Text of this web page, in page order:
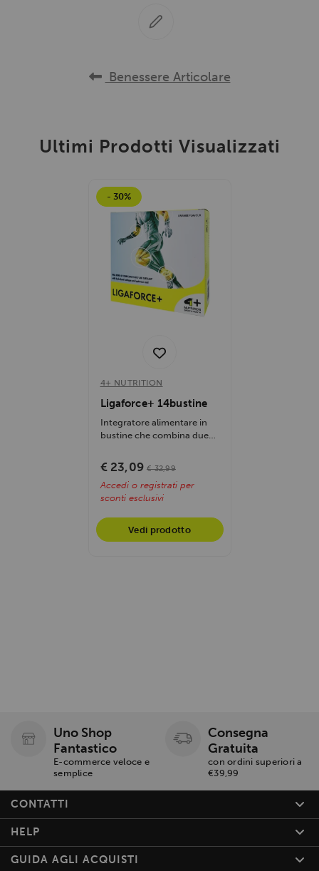
Benessere Articolare
Ultimi Prodotti Visualizzati
- 30%
4+ NUTRITION
Ligaforce+ 14bustine
Integratore alimentare in
bustine che combina due
idrolizzato con...
€ 23,09 € 32,99
Accedi o registrati per
sconti esclusivi
Vedi prodotto
Uno Shop
Fantastico
E-commerce veloce e
semplice
Consegna
Gratuita
con ordini superiori a
€39,99
CONTATTI
HELP
GUIDA AGLI ACQUISTI